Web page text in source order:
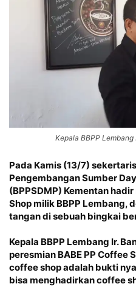
Kepala BBPP
Pada Kamis (13/7)
Pengembangan Sumber
(BPPSDMP) Kementan
Shop milik BBPP Lembang,
tangan di sebuah bingkai
Kepala BBPP Lembang Ir.
peresmian BABE PP Coffee
coffee shop adalah bukti
bisa menghadirkan coffee